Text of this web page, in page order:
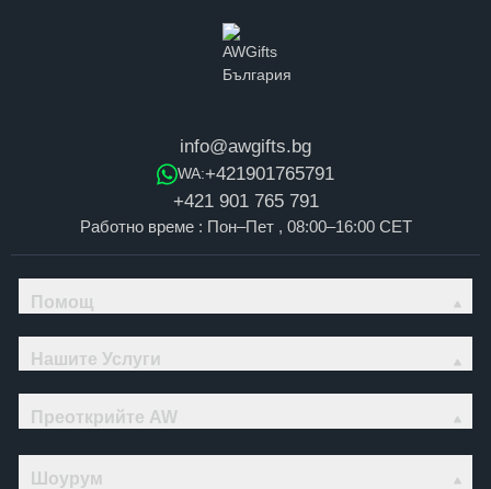
info@awgifts.bg
WA:+421901765791
+421 901 765 791
Работно време : Пон–Пет , 08:00–16:00 CET
Помощ
Нашите Услуги
Преоткрийте AW
Шоурум